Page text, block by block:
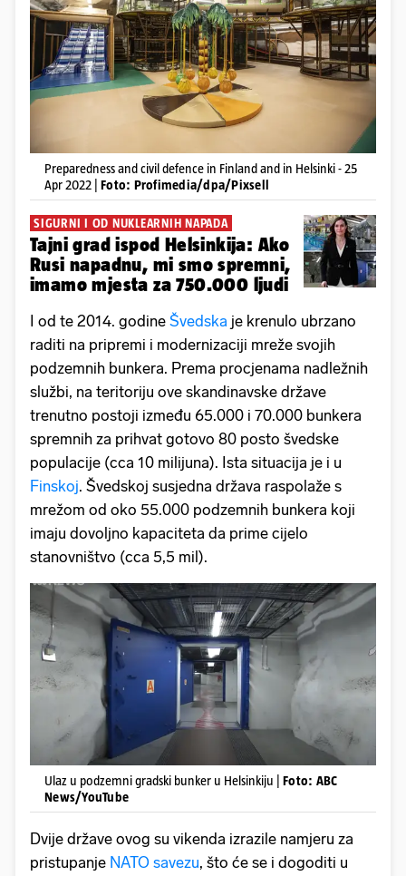
Preparedness and civil defence in Finland and in Helsinki - 25
Apr 2022 | Foto: Profimedia/dpa/Pixsell
SIGURNI I OD NUKLEARNIH NAPADA
Tajni grad ispod Helsinkija: Ako
Rusi napadnu, mi smo spremni,
imamo mjesta za 750.000 ljudi
I od te 2014. godine Švedska je krenulo ubrzano
raditi na pripremi i modernizaciji mreže svojih
podzemnih bunkera. Prema procjenama nadležnih
službi, na teritoriju ove skandinavske države
trenutno postoji između 65.000 i 70.000 bunkera
spremnih za prihvat gotovo 80 posto švedske
populacije (cca 10 milijuna). Ista situacija je i u
Finskoj. Švedskoj susjedna država raspolaže s
mrežom od oko 55.000 podzemnih bunkera koji
imaju dovoljno kapaciteta da prime cijelo
stanovništvo (cca 5,5 mil).
Ulaz u podzemni gradski bunker u Helsinkiju | Foto: ABC
News/YouTube
Dvije države ovog su vikenda izrazile namjeru za
pristupanje NATO savezu, što će se i dogoditi u